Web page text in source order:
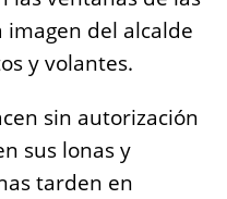
imagen del alcalde
y volantes.
sin autorización
sus lonas y
tarden en